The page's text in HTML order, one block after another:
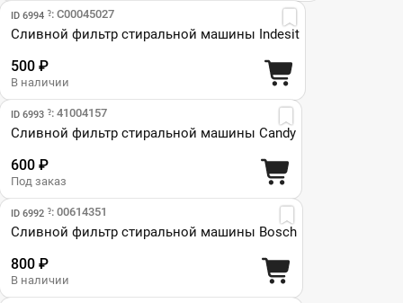
ID 6994
Парт №: C00045027
Сливной фильтр стиральной машины Indesit
500 ₽
В наличии
ID 6993
Парт №: 41004157
Сливной фильтр стиральной машины Candy
600 ₽
Под заказ
ID 6992
Парт №: 00614351
Сливной фильтр стиральной машины Bosch
800 ₽
В наличии